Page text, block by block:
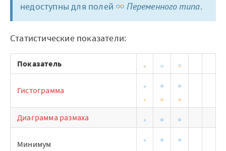
Архитектура Loginom
Цены
Loginom + AI
Преимущества
Для аналитиков
недоступны для полей
Переменного типа.
Статистические показатели:
Показатель
Гистограмма
Диаграмма размаха
Минимум